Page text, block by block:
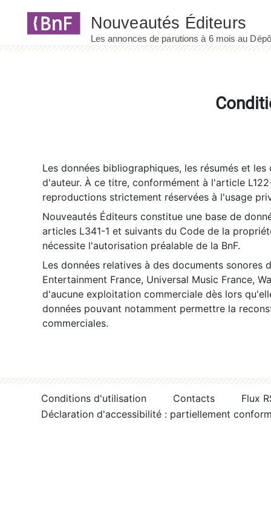
Les données bibliographiques, les résumés et
d'auteur. À ce titre, conformément à l'article
reproductions strictement réservées à l'usage
Nouveautés Éditeurs constitue une base de
articles L341-1 et suivants du Code de la
nécessite l'autorisation préalable de la BnF.
Les données relatives à des documents sonores
Entertainment France, Universal Music France,
d'aucune exploitation commerciale dès lors
données pouvant notamment permettre la
commerciales.
Conditions d'utilisation Contacts
Flux
Déclaration d'accessibilité : partiellement